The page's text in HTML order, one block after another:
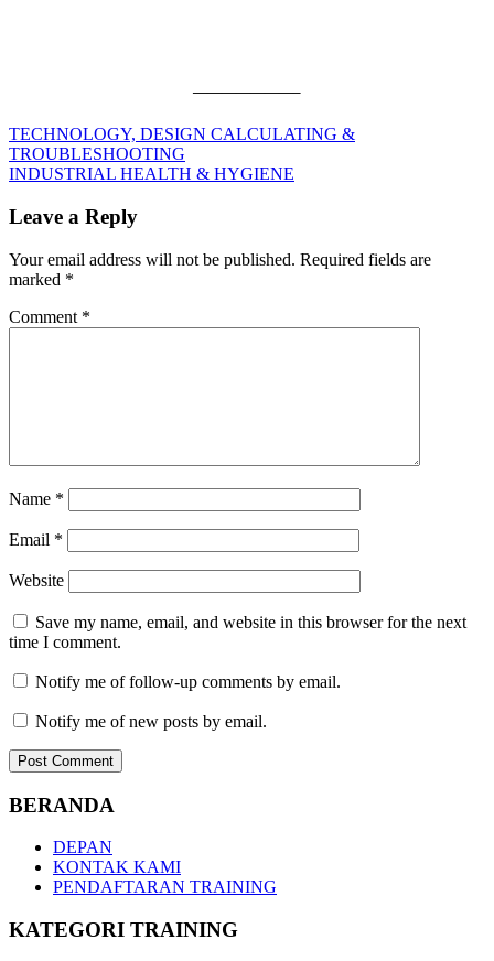
———————–
Accident
Incident
Investigation
Post
navigation
Previous
Post:
TECHNOLOGY, DESIGN CALCULATING &
TROUBLESHOOTING
Next
INDUSTRIAL HEALTH & HYGIENE
Leave a Reply
Your email address will not be published. Required fields are
marked *
Comment *
Name *
Email *
Website
Save my name, email, and website in this browser for the next
time I comment.
Notify me of follow-up comments by email.
Notify me of new posts by email.
BERANDA
DEPAN
KONTAK KAMI
PENDAFTARAN TRAINING
KATEGORI TRAINING